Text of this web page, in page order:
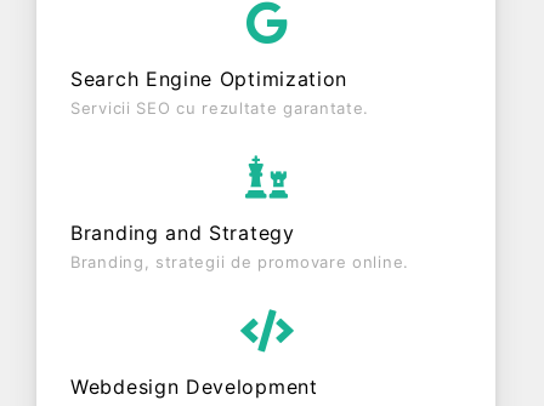
SRL este o entitate inactiva din punct de vedere
fiscal si are status: RADIATA. Societatea nu este
plătitoare de TVA.
Search Engine Optimization
Servicii SEO cu rezultate garantate.
Branding and Strategy
Branding, strategii de promovare online.
Webdesign Development